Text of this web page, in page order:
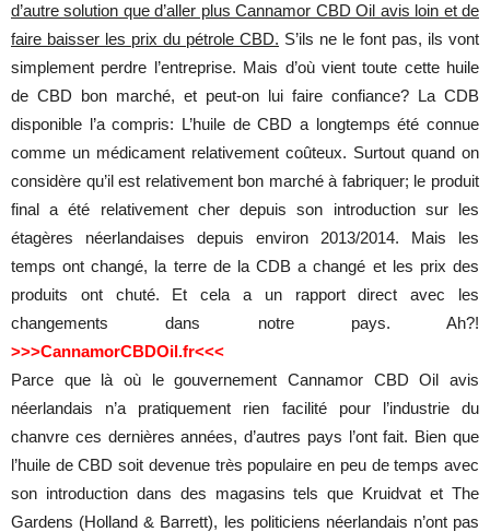
silhouette
d’autre solution que d’aller plus Cannamor CBD Oil avis loin et de
faire baisser les prix du pétrole CBD. S’ils ne le font pas, ils vont
simplement perdre l’entreprise. Mais d’où vient toute cette huile
de CBD bon marché, et peut-on lui faire confiance? La CDB
disponible l’a compris: L’huile de CBD a longtemps été connue
comme un médicament relativement coûteux. Surtout quand on
considère qu’il est relativement bon marché à fabriquer; le produit
final a été relativement cher depuis son introduction sur les
étagères néerlandaises depuis environ 2013/2014. Mais les
temps ont changé, la terre de la CDB a changé et les prix des
produits ont chuté. Et cela a un rapport direct avec les
changements dans notre pays. Ah?!
>>>CannamorCBDOil.fr<<<
Parce que là où le gouvernement Cannamor CBD Oil avis
néerlandais n’a pratiquement rien facilité pour l’industrie du
chanvre ces dernières années, d’autres pays l’ont fait. Bien que
l’huile de CBD soit devenue très populaire en peu de temps avec
son introduction dans des magasins tels que Kruidvat et The
Gardens (Holland & Barrett), les politiciens néerlandais n’ont pas